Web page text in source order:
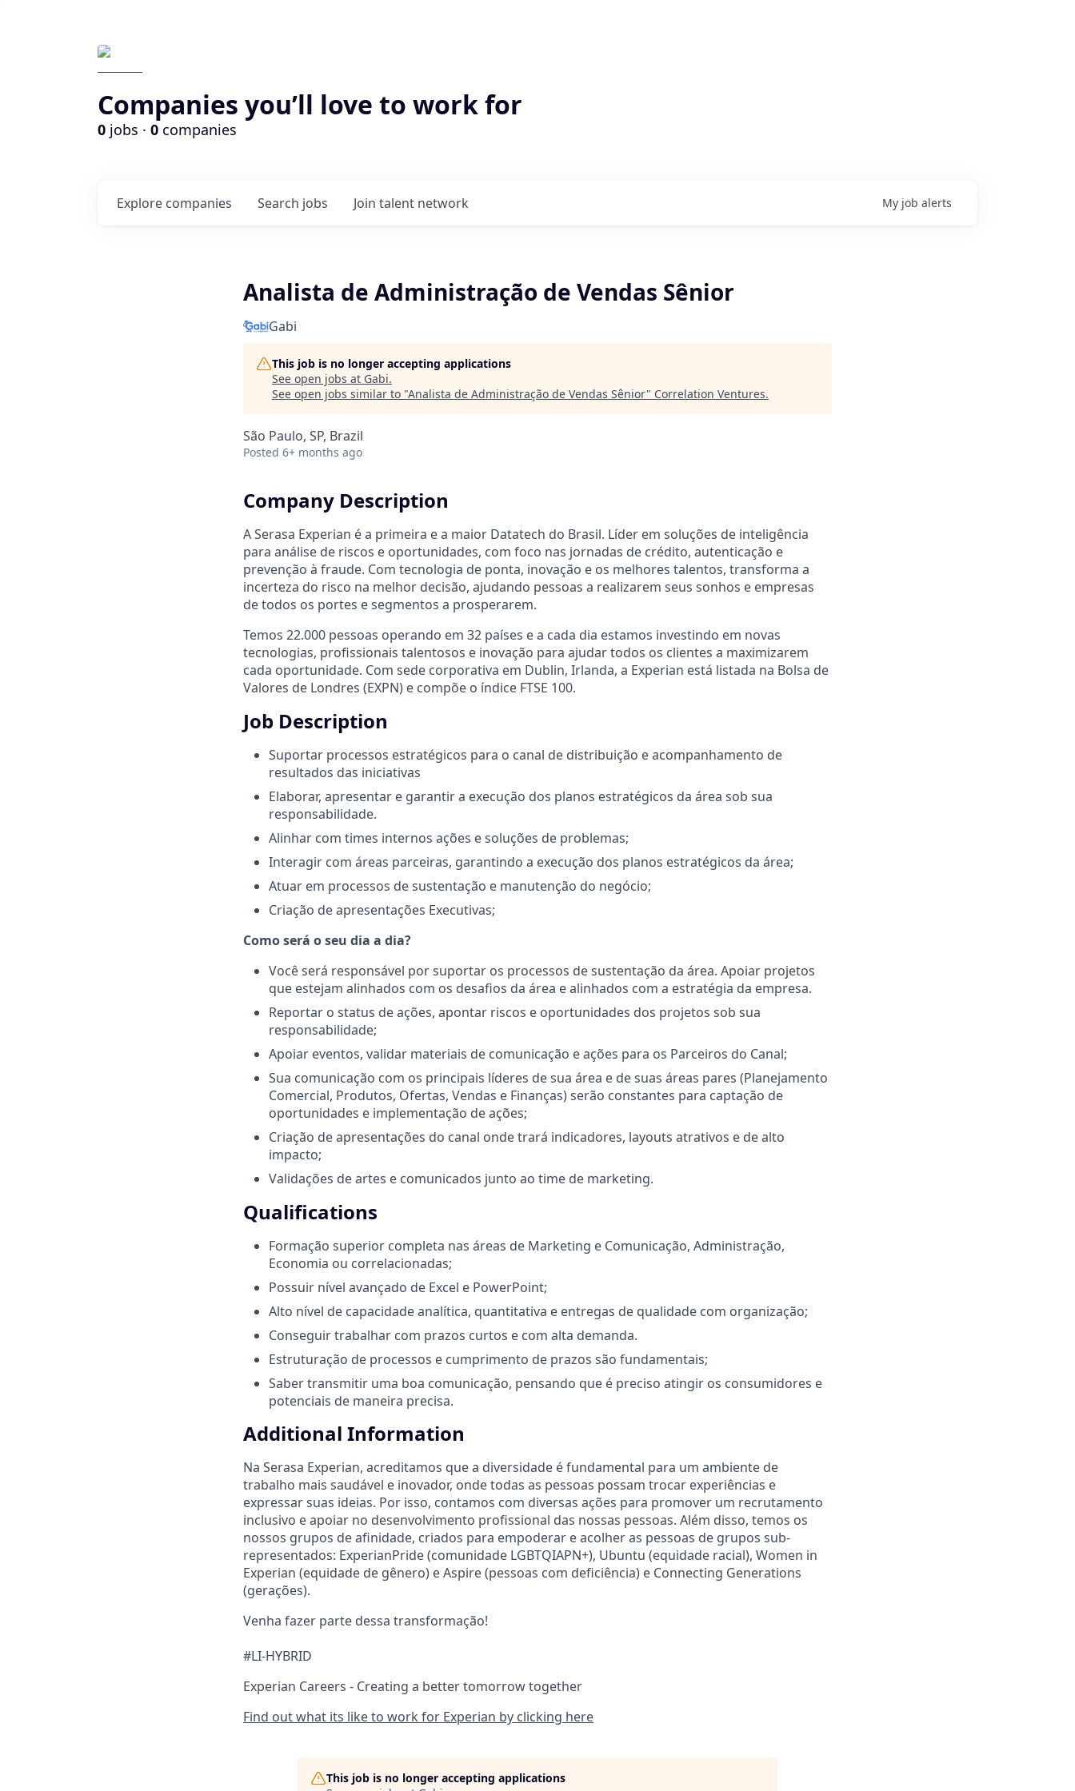
Companies you’ll love to work for
0 jobs · 0 companies
Search jobs
Explore companies Join talent network My job alerts
Analista de Administração de Vendas Sênior
Gabi
This job is no longer accepting applications
See open jobs at Gabi.
See open jobs similar to "Analista de Administração de Vendas Sênior" Correlation Ventures.
São Paulo, SP, Brazil
Posted 6+ months ago
Company Description
A Serasa Experian é a primeira e a maior Datatech do Brasil. Líder em soluções de inteligência
para análise de riscos e oportunidades, com foco nas jornadas de crédito, autenticação e
prevenção à fraude. Com tecnologia de ponta, inovação e os melhores talentos, transforma a
incerteza do risco na melhor decisão, ajudando pessoas a realizarem seus sonhos e empresas
de todos os portes e segmentos a prosperarem.
Temos 22.000 pessoas operando em 32 países e a cada dia estamos investindo em novas
tecnologias, profissionais talentosos e inovação para ajudar todos os clientes a maximizarem
cada oportunidade. Com sede corporativa em Dublin, Irlanda, a Experian está listada na Bolsa de
Valores de Londres (EXPN) e compõe o índice FTSE 100.
Job Description
Suportar processos estratégicos para o canal de distribuição e acompanhamento de
resultados das iniciativas
Elaborar, apresentar e garantir a execução dos planos estratégicos da área sob sua
responsabilidade.
Alinhar com times internos ações e soluções de problemas;
Interagir com áreas parceiras, garantindo a execução dos planos estratégicos da área;
Atuar em processos de sustentação e manutenção do negócio;
Criação de apresentações Executivas;
Como será o seu dia a dia?
Você será responsável por suportar os processos de sustentação da área. Apoiar projetos
que estejam alinhados com os desafios da área e alinhados com a estratégia da empresa.
Reportar o status de ações, apontar riscos e oportunidades dos projetos sob sua
responsabilidade;
Apoiar eventos, validar materiais de comunicação e ações para os Parceiros do Canal;
Sua comunicação com os principais líderes de sua área e de suas áreas pares (Planejamento
Comercial, Produtos, Ofertas, Vendas e Finanças) serão constantes para captação de
oportunidades e implementação de ações;
Criação de apresentações do canal onde trará indicadores, layouts atrativos e de alto
impacto;
Validações de artes e comunicados junto ao time de marketing.
Qualifications
Formação superior completa nas áreas de Marketing e Comunicação, Administração,
Economia ou correlacionadas;
Possuir nível avançado de Excel e PowerPoint;
Alto nível de capacidade analítica, quantitativa e entregas de qualidade com organização;
Conseguir trabalhar com prazos curtos e com alta demanda.
Estruturação de processos e cumprimento de prazos são fundamentais;
Saber transmitir uma boa comunicação, pensando que é preciso atingir os consumidores e
potenciais de maneira precisa.
Additional Information
Na Serasa Experian, acreditamos que a diversidade é fundamental para um ambiente de
trabalho mais saudável e inovador, onde todas as pessoas possam trocar experiências e
expressar suas ideias. Por isso, contamos com diversas ações para promover um recrutamento
inclusivo e apoiar no desenvolvimento profissional das nossas pessoas. Além disso, temos os
nossos grupos de afinidade, criados para empoderar e acolher as pessoas de grupos sub-
representados: ExperianPride (comunidade LGBTQIAPN+), Ubuntu (equidade racial), Women in
Experian (equidade de gênero) e Aspire (pessoas com deficiência) e Connecting Generations
(gerações).
Venha fazer parte dessa transformação!
#LI-HYBRID
Experian Careers - Creating a better tomorrow together
Find out what its like to work for Experian by clicking here
This job is no longer accepting applications